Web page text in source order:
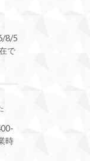
8/5
で
時